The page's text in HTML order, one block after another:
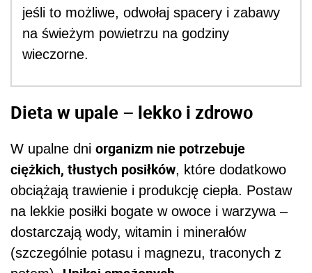
jeśli to możliwe, odwołaj spacery i zabawy
na świeżym powietrzu na godziny
wieczorne.
Dieta w upale – lekko i zdrowo
W upalne dni organizm nie potrzebuje
ciężkich, tłustych posiłków, które dodatkowo
obciążają trawienie i produkcję ciepła. Postaw
na lekkie posiłki bogate w owoce i warzywa –
dostarczają wody, witamin i minerałów
(szczególnie potasu i magnezu, traconych z